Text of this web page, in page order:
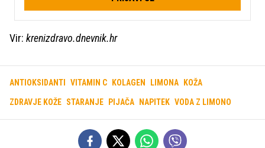
Vir: krenizdravo.dnevnik.hr
ANTIOKSIDANTI VITAMIN C KOLAGEN LIMONA KOŽA
ZDRAVJE KOŽE STARANJE PIJAČA NAPITEK VODA Z LIMONO